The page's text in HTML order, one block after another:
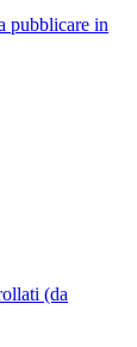
pubblicare in
(da